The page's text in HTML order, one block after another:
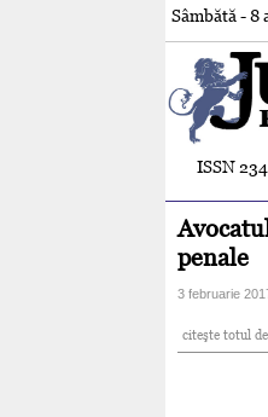
Sâmbătă - 8
ISSN
penale
3 februarie
citeşte totul